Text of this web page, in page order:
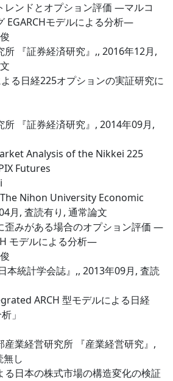
レンドとオプション評価 ―マルコ
EGARCHモデルによる分析―
所 『証券経済研究』,, 2016年12月,
る日経225オプションの実証研究に
所 『証券経済研究』, 2014年09月,
Analysis of the Nikkei 225
Futures
Nihon University Economic
月, 査読有り, 通常論文
歪みがある場合のオプション評価 ―
モデルによる分析―
本統計学会誌』,, 2013年09月, 査読
ARCH 型モデルによる日経
」
産業経営研究所 『産業経営研究』,
無し
る日本の株式市場の構造変化の検証